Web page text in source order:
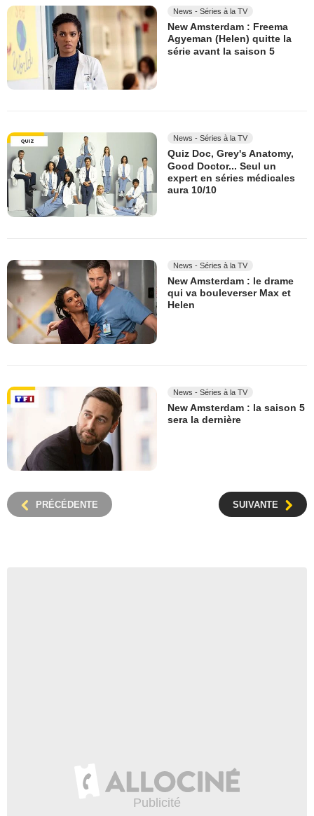
News - Séries à la TV
New Amsterdam : Freema
Agyeman (Helen) quitte la
série avant la saison 5
News - Séries à la TV
Quiz Doc, Grey's Anatomy,
Good Doctor... Seul un
expert en séries médicales
aura 10/10
News - Séries à la TV
New Amsterdam : le drame
qui va bouleverser Max et
Helen
News - Séries à la TV
New Amsterdam : la saison 5
sera la dernière
PRÉCÉDENTE SUIVANTE